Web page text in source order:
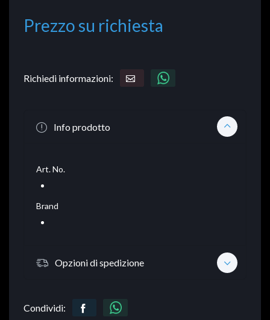
Prezzo su richiesta
Richiedi informazioni:
Info prodotto
Art. No.
Brand
Opzioni di spedizione
Condividi: